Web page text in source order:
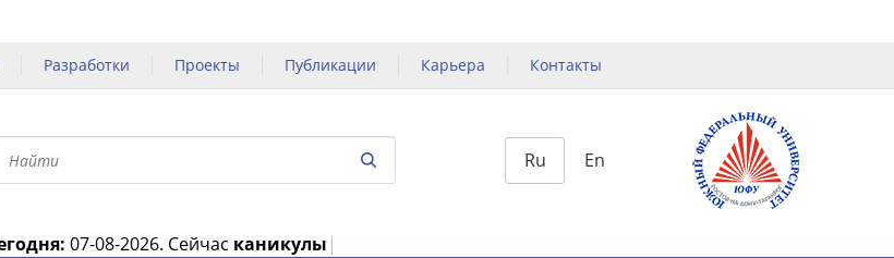
Разработки Проекты Публикации Карьера Контакты
Ru En
07-08-2026. Сейчас каникулы |